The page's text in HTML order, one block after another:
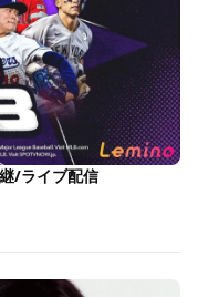
/ライブ配信